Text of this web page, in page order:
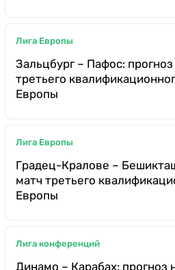
Лига Европы
Зальцбург – Пафос:
третьего
Европы
Лига Европы
Градец-Кралове –
матч третьего
Европы
Лига конференций
Динамо – Карабах: прогноз